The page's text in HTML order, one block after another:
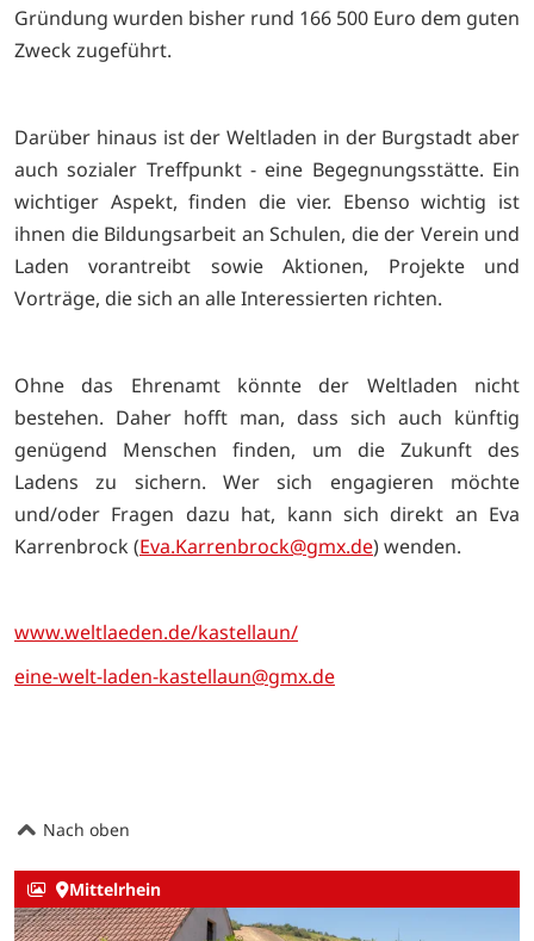
Gründung wurden bisher rund 166 500 Euro dem guten
Zweck zugeführt.
Darüber hinaus ist der Weltladen in der Burgstadt aber
auch sozialer Treffpunkt - eine Begegnungsstätte. Ein
wichtiger Aspekt, finden die vier. Ebenso wichtig ist
ihnen die Bildungsarbeit an Schulen, die der Verein und
Laden vorantreibt sowie Aktionen, Projekte und
Vorträge, die sich an alle Interessierten richten.
Ohne das Ehrenamt könnte der Weltladen nicht
bestehen. Daher hofft man, dass sich auch künftig
genügend Menschen finden, um die Zukunft des
Ladens zu sichern. Wer sich engagieren möchte
und/oder Fragen dazu hat, kann sich direkt an Eva
Karrenbrock (Eva.Karrenbrock@gmx.de) wenden.
www.weltlaeden.de/kastellaun/
eine-welt-laden-kastellaun@gmx.de
Nach oben
Mittelrhein